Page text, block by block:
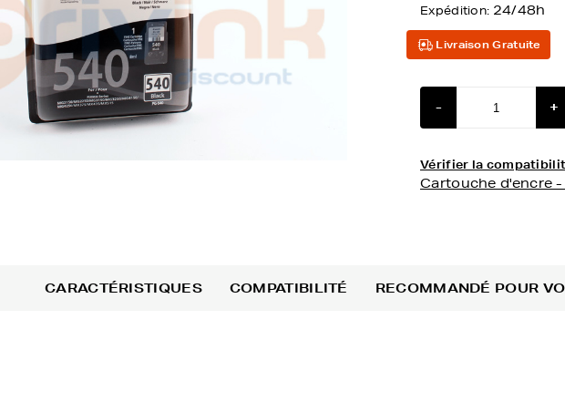
Expédition: 24/48h
Livraison Gratuite
- +
Vérifier la
Cartouche d'encre
CARACTÉRISTIQUES COMPATIBILITÉ RECOMMANDÉ POUR